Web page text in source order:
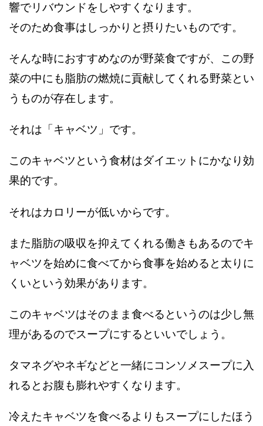
響でリバウンドをしやすくなります。
そのため食事はしっかりと摂りたいものです。
そんな時におすすめなのが野菜食ですが、この野
菜の中にも脂肪の燃焼に貢献してくれる野菜とい
うものが存在します。
それは「キャベツ」です。
このキャベツという食材はダイエットにかなり効
果的です。
それはカロリーが低いからです。
また脂肪の吸収を抑えてくれる働きもあるのでキ
ャベツを始めに食べてから食事を始めると太りに
くいという効果があります。
このキャベツはそのまま食べるというのは少し無
理があるのでスープにするといいでしょう。
タマネグやネギなどと一緒にコンソメスープに入
れるとお腹も膨れやすくなります。
冷えたキャベツを食べるよりもスープにしたほう